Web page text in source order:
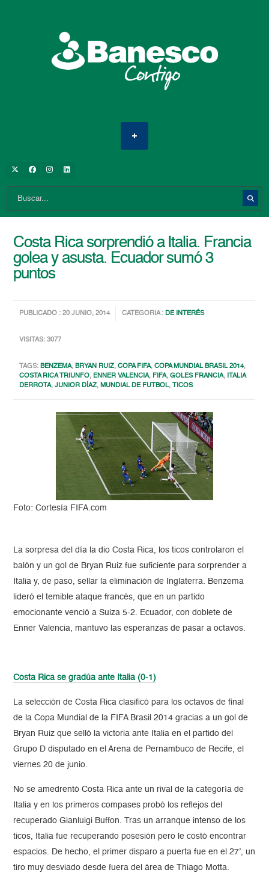
Costa Rica sorprendió a Italia. Francia
golea y asusta. Ecuador sumó 3
puntos
PUBLICADO : 20 JUNIO, 2014 CATEGORIA :DE INTERÉS
VISITAS: 3077
TAGS:BENZEMA,BRYAN RUIZ,COPA FIFA,COPA MUNDIAL BRASIL 2014,
COSTA RICA TRIUNFO, ENNER VALENCIA, FIFA,GOLES FRANCIA, ITALIA
DERROTA,JUNIOR DÍAZ,MUNDIAL DE FUTBOL, TICOS
Foto: Cortesía FIFA.com
La sorpresa del día la dio Costa Rica, los ticos controlaron el
balón y un gol de Bryan Ruiz fue suficiente para sorprender a
Italia y, de paso, sellar la eliminación de Inglaterra. Benzema
lideró el temible ataque francés, que en un partido
emocionante venció a Suiza 5-2. Ecuador, con doblete de
Enner Valencia, mantuvo las esperanzas de pasar a octavos.
Costa Rica se gradúa ante Italia (0-1)
La selección de Costa Rica clasificó para los octavos de final
de la Copa Mundial de la FIFA Brasil 2014 gracias a un gol de
Bryan Ruiz que selló la victoria ante Italia en el partido del
Grupo D disputado en el Arena de Pernambuco de Recife, el
viernes 20 de junio.
No se amedrentó Costa Rica ante un rival de la categoría de
Italia y en los primeros compases probó los reflejos del
recuperado Gianluigi Buffon. Tras un arranque intenso de los
ticos, Italia fue recuperando posesión pero le costó encontrar
espacios. De hecho, el primer disparo a puerta fue en el 27’, un
tiro muy desviado desde fuera del área de Thiago Motta.